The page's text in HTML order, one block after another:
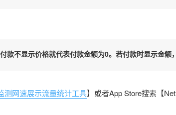
款不显示价格就代表付款金额为0。若付款时显示金额
测网速展示流量统计工具】或者App Store搜索【